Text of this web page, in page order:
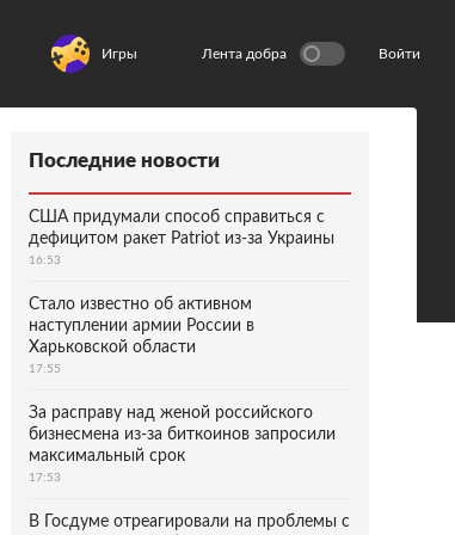
Игры Лента добра Войти
Последние новости
США придумали способ справиться с
дефицитом ракет Patriot из-за Украины
16:53
Стало известно об активном
наступлении армии России в
Харьковской области
17:55
За расправу над женой российского
бизнесмена из-за биткоинов запросили
максимальный срок
17:53
В Госдуме отреагировали на проблемы с